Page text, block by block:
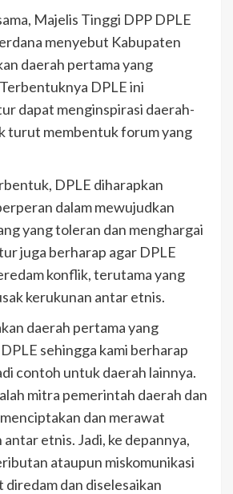
Majelis Tinggi DPP DPLE
menyebut Kabupaten
daerah pertama yang
DPLE ini
dapat menginspirasi daerah-
turut membentuk forum yang
DPLE diharapkan
dalam mewujudkan
yang toleran dan menghargai
juga berharap agar DPLE
konflik, terutama yang
kerukunan antar etnis.
daerah pertama yang
sehingga kami berharap
contoh untuk daerah lainnya.
mitra pemerintah daerah dan
dan merawat
etnis. Jadi, ke depannya,
ataupun miskomunikasi
dan diselesaikan